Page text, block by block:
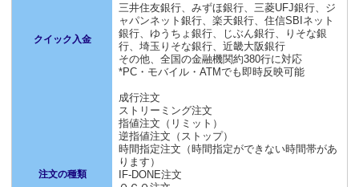
クイック入金
三井住友銀行、みずほ銀行、三菱UFJ銀行、ジ
ャパンネット銀行、楽天銀行、住信SBIネット
銀行、ゆうちょ銀行、じぶん銀行、りそな銀
行、埼玉りそな銀行、近畿大阪銀行
その他、全国の金融機関約380行に対応
*PC・モバイル・ATMでも即時反映可能
注文の種類
成行注文
ストリーミング注文
指値注文（リミット）
逆指値注文（ストップ）
時間指定注文（時間指定ができない時間帯があ
ります）
IF-DONE注文